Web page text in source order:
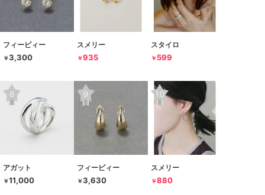
フィービィー
￥3,300
スメリー
￥935
スタイロ
￥ 599
アガット
￥11,000
フィービィー
￥3,630
スメリー
￥880